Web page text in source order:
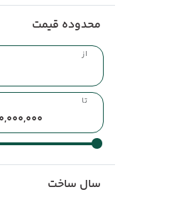
محدوده قیمت
از
تا
سال ساخت